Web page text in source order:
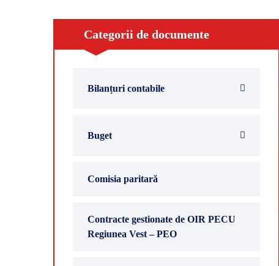
Categorii de documente
Bilanțuri contabile
Buget
Comisia paritară
Contracte gestionate de OIR PECU
Regiunea Vest – PEO